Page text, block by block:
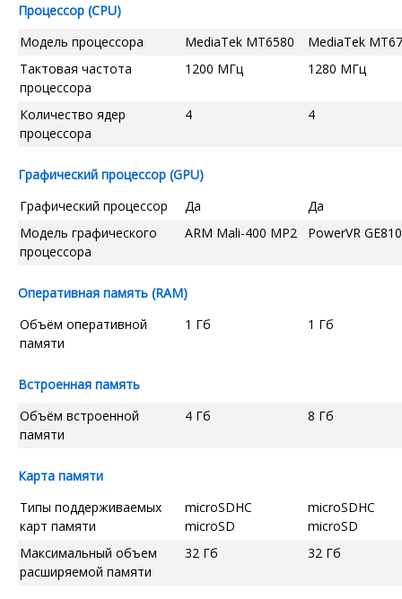
Процессор (CPU)
Модель процессора
MediaTek MT6580
MediaTek
Тактовая частота
процессора
1200 МГц 1280 МГц
Количество ядер
процессора
4 4
Графический процессор (GPU)
Графический процессор
Да
Да
Модель графического
процессора
ARM Mali-400 MP2 PowerVR
Оперативная память (RAM)
Объём оперативной
памяти
1 Гб 1 Гб
Встроенная память
Объём встроенной
памяти
4 Гб 8 Гб
Карта памяти
Типы поддерживаемых
карт памяти
microSDHC
microSD
microSDHC
microSD
Максимальный объем
расширяемой памяти
32 Гб 32 Гб